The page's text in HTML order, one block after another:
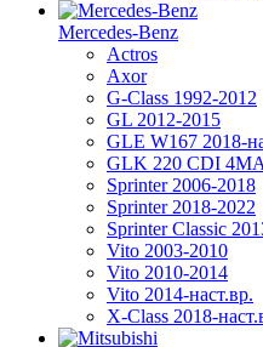
Mercedes-Benz
Actros
Axor
G-Class 1992-2012
GL 2012-2015
GLE W167 2018-
GLK 220 CDI
Sprinter 2006-2018
Sprinter 2018-2022
Sprinter Classic
Vito 2003-2010
Vito 2010-2014
Vito 2014-наст.вр.
X-Class 2018-